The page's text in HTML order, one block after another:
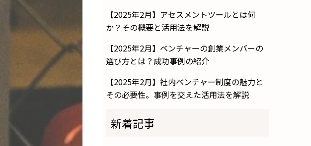
【2025年2月】アセスメントツールとは何
か？その概要と活用法を解説
【2025年2月】ベンチャーの創業メンバーの
選び方とは？成功事例の紹介
【2025年2月】社内ベンチャー制度の魅力と
その必要性。事例を交えた活用法を解説
新着記事